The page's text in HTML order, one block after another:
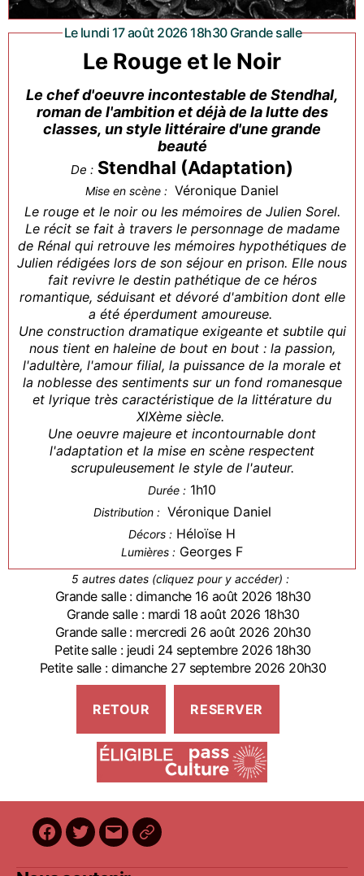
Le lundi 17 août 2026 18h30 Grande salle
Le Rouge et le Noir
Le chef d'oeuvre incontestable de Stendhal,
roman de l'ambition et déjà de la lutte des
classes, un style littéraire d'une grande
beauté
De : Stendhal (Adaptation)
Mise en scène : Véronique Daniel
Le rouge et le noir ou les mémoires de Julien Sorel.
Le récit se fait à travers le personnage de madame
de Rénal qui retrouve les mémoires hypothétiques de
Julien rédigées lors de son séjour en prison. Elle nous
fait revivre le destin pathétique de ce héros
romantique, séduisant et dévoré d'ambition dont elle
a été éperdument amoureuse.
Une construction dramatique exigeante et subtile qui
nous tient en haleine de bout en bout : la passion,
l'adultère, l'amour filial, la puissance de la morale et
la noblesse des sentiments sur un fond romanesque
et lyrique très caractéristique de la littérature du
XIXème siècle.
Une oeuvre majeure et incontournable dont
l'adaptation et la mise en scène respectent
scrupuleusement le style de l'auteur.
Durée : 1h10
Distribution : Véronique Daniel
Décors : Héloïse H
Lumières : Georges F
5 autres dates (cliquez pour y accéder) :
Grande salle : dimanche 16 août 2026 18h30
Grande salle : mardi 18 août 2026 18h30
Grande salle : mercredi 26 août 2026 20h30
Petite salle : jeudi 24 septembre 2026 18h30
Petite salle : dimanche 27 septembre 2026 20h30
Facebook
Twitter
E-
mail
BilletReduc